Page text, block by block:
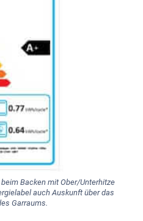
Backen mit Ober/Unterhitze
auch Auskunft über das
Garraums.